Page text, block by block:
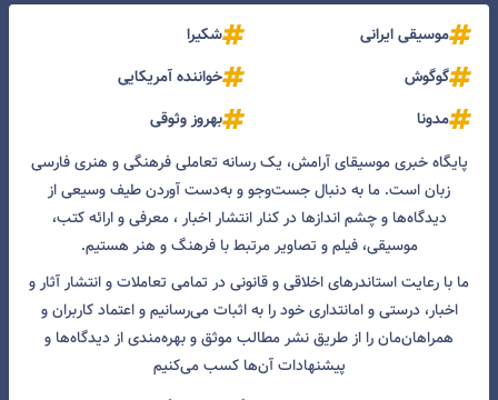
موسیقی ایرانی
شکیرا
گوگوش
خواننده آمریکایی
مدونا
بهروز وثوقی
پایگاه خبری موسیقای آرامش، یک رسانه تعاملی فرهنگی و هنری فارسی
زبان است. ما به دنبال جست‌و‌جو و به‌دست آوردن طیف وسیعی از
دیدگاه‌ها و چشم انداز‌ها در کنار انتشار اخبار ، معرفی و ارائه کتب،
موسیقی، فیلم و تصاویر مرتبط با فرهنگ و هنر هستیم.
ما با رعایت استاندرهای اخلاقی و قانونی در تمامی تعاملات و انتشار آثار و
اخبار، درستی و امانتداری خود را به اثبات می‌رسانیم و اعتماد کاربران و
همراهان‌مان را از طریق نشر مطالب موثق و بهره‌مندی از دیدگاه‌ها و
پیشنهادات آن‌ها کسب می‌کنیم